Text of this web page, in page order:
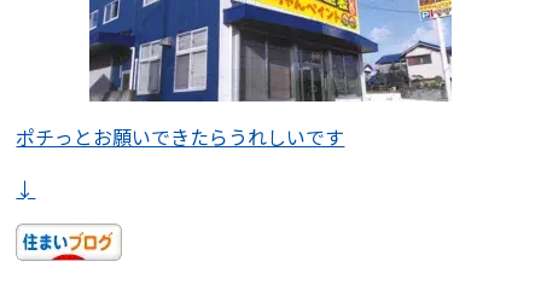
ポチっとお願いできたらうれしいです
↓